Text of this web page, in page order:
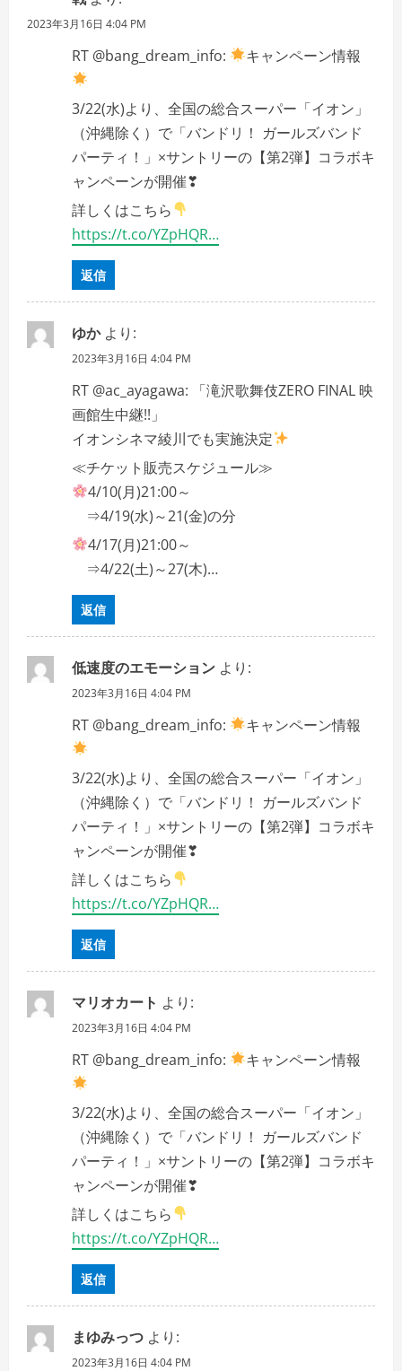
2023年3月16日 4:04 PM
RT @bang_dream_info: キャンペーン情報
3/22(水)より、全国の総合スーパー「イオン」
（沖縄除く）で「バンドリ！ ガールズバンド
パーティ！」×サントリーの【第2弾】コラボキ
ャンペーンが開催❣
詳しくはこちら
https://t.co/YZpHQR…
返信
ゆか より:
2023年3月16日 4:04 PM
RT @ac_ayagawa: 「滝沢歌舞伎ZERO FINAL 映
画館生中継!!」
イオンシネマ綾川でも実施決定
≪チケット販売スケジュール≫
4/10(月)21:00～
⇒4/19(水)～21(金)の分
4/17(月)21:00～
⇒4/22(土)～27(木)…
返信
低速度のエモーション より:
2023年3月16日 4:04 PM
RT @bang_dream_info: キャンペーン情報
3/22(水)より、全国の総合スーパー「イオン」
（沖縄除く）で「バンドリ！ ガールズバンド
パーティ！」×サントリーの【第2弾】コラボキ
ャンペーンが開催❣
詳しくはこちら
https://t.co/YZpHQR…
返信
マリオカート より:
2023年3月16日 4:04 PM
RT @bang_dream_info: キャンペーン情報
3/22(水)より、全国の総合スーパー「イオン」
（沖縄除く）で「バンドリ！ ガールズバンド
パーティ！」×サントリーの【第2弾】コラボキ
ャンペーンが開催❣
詳しくはこちら
https://t.co/YZpHQR…
返信
まゆみっつ より:
2023年3月16日 4:04 PM